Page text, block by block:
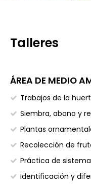
Talleres
ÁREA DE MEDIO
Trabajos de la
Siembra, abono y
Plantas
Recolección de
Práctica de
Identificación y